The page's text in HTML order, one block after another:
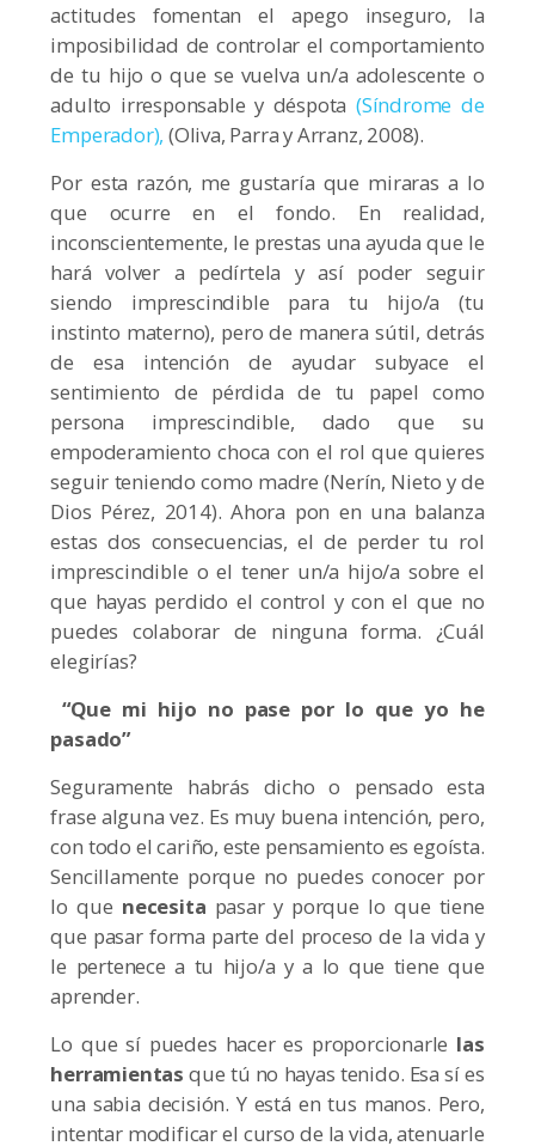
actitudes fomentan el apego inseguro, la
imposibilidad de controlar el comportamiento
de tu hijo o que se vuelva un/a adolescente o
adulto irresponsable y déspota(Síndrome de
Emperador),(Oliva, Parra y Arranz, 2008).
Por esta razón, me gustaría que miraras a lo
que ocurre en el fondo. En realidad,
inconscientemente, le prestas una ayuda que le
hará volver a pedírtela y así poder seguir
siendo imprescindible para tu hijo/a (tu
instinto materno), pero de manera sútil, detrás
de esa intención de ayudar subyace el
sentimiento de pérdida de tu papel como
persona imprescindible, dado que su
empoderamiento choca con el rol que quieres
seguir teniendo como madre (Nerín, Nieto y de
Dios Pérez, 2014). Ahora pon en una balanza
estas dos consecuencias, el de perder tu rol
imprescindible o el tener un/a hijo/a sobre el
que hayas perdido el control y con el que no
puedes colaborar de ninguna forma. ¿Cuál
elegirías?
“Que mi hijo no pase por lo que yo he
pasado”
Seguramente habrás dicho o pensado esta
frase alguna vez. Es muy buena intención, pero,
con todo el cariño, este pensamiento es egoísta.
Sencillamente porque no puedes conocer por
lo que necesita pasar y porque lo que tiene
que pasar forma parte del proceso de la vida y
le pertenece a tu hijo/a y a lo que tiene que
aprender.
Lo que sí puedes hacer es proporcionarle las
herramientas que tú no hayas tenido. Esa sí es
una sabia decisión. Y está en tus manos. Pero,
intentar modificar el curso de la vida, atenuarle